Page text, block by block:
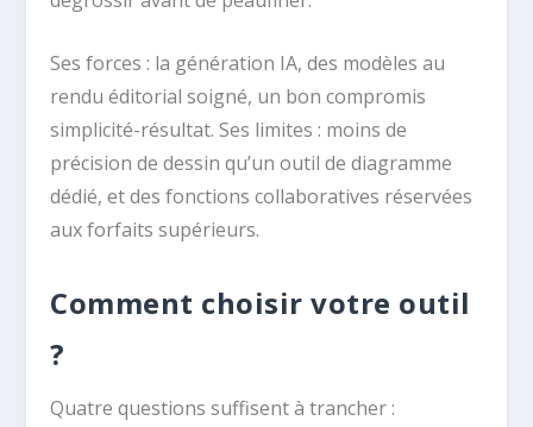
Ses forces : la génération IA, des modèles au
rendu éditorial soigné, un bon compromis
simplicité-résultat. Ses limites : moins de
précision de dessin qu’un outil de diagramme
dédié, et des fonctions collaboratives réservées
aux forfaits supérieurs.
Comment choisir votre outil
?
Quatre questions suffisent à trancher :